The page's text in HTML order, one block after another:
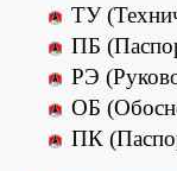
ТУ
ПБ
РЭ
ОБ
ПК